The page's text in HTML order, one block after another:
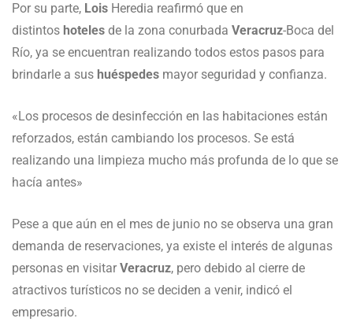
Por su parte, Lois Heredia reafirmó que en
distintos hoteles de la zona conurbada Veracruz-Boca del
Río, ya se encuentran realizando todos estos pasos para
brindarle a sus huéspedes mayor seguridad y confianza.
«Los procesos de desinfección en las habitaciones están
reforzados, están cambiando los procesos. Se está
realizando una limpieza mucho más profunda de lo que se
hacía antes»
Pese a que aún en el mes de junio no se observa una gran
demanda de reservaciones, ya existe el interés de algunas
personas en visitar Veracruz, pero debido al cierre de
atractivos turísticos no se deciden a venir, indicó el
empresario.